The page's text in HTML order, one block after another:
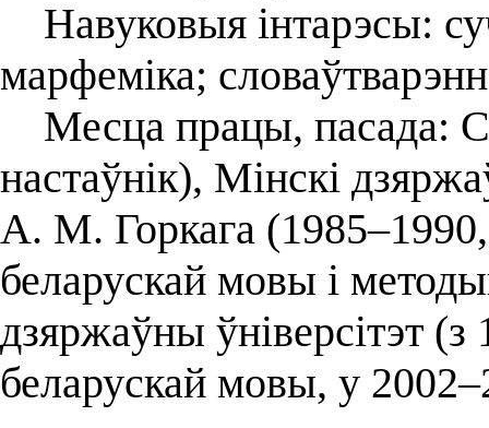
Навуковыя інтарэсы:
марфеміка;
Месца працы, пасада:
настаўнік), Мінскі
А. М. Горкага
беларускай мовы і
дзяржаўны ўніверсітэт
беларускай мовы, у